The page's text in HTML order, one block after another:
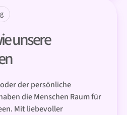
unsere
der persönliche
die Menschen Raum für
Mit liebevoller